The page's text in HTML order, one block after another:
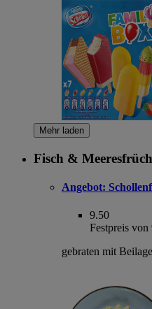
Mehr laden
Fisch &
Angebot:
9.50
Festpreis von
gebraten mit